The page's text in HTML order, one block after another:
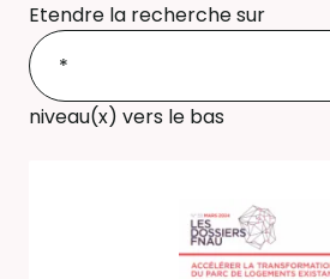
Etendre la recherche sur
niveau(x) vers le bas